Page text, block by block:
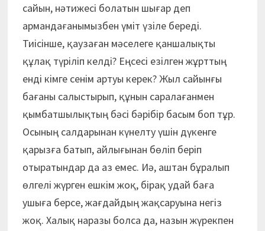
сайын, нәтижесі болатын шығар деп
армандағанымызбен үміт үзіле береді.
Тиісінше, қаузаған мәселеге қаншалықты
құлақ түріліп келді? Еңсесі езілген жұрттың
енді кімге сенім артуы керек? Жыл сайынғы
бағаны салыстырып, құнын саралағанмен
қымбатшылықтың бәсі бәрібір басым боп тұр.
Осының салдарынан күнелту үшін дүкенге
қарызға батып, айлығынан бөліп беріп
отыратындар да аз емес. Иә, аштан бұралып
өлгелі жүрген ешкім жоқ, бірақ удай баға
ушыға берсе, жағдайдың жақсаруына негіз
жоқ. Халық наразы болса да, назын жүрекпен